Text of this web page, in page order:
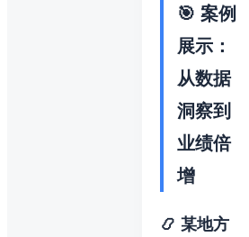
🎯 案例
展示：
从数据
洞察到
业绩倍
增
📿 某地方